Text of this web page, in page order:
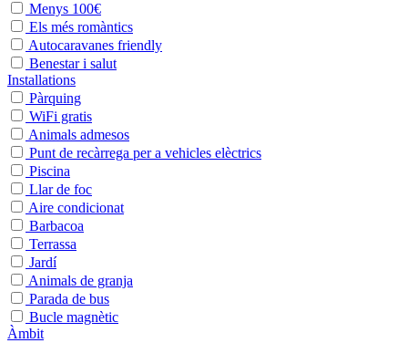
Menys 100€
Els més romàntics
Autocaravanes friendly
Benestar i salut
Installations
Pàrquing
WiFi gratis
Animals admesos
Punt de recàrrega per a vehicles elèctrics
Piscina
Llar de foc
Aire condicionat
Barbacoa
Terrassa
Jardí
Animals de granja
Parada de bus
Bucle magnètic
Àmbit